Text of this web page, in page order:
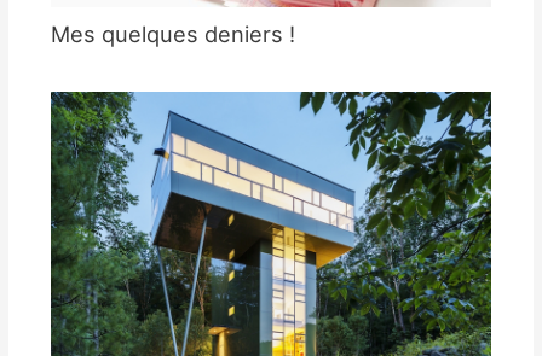
Mes quelques deniers !